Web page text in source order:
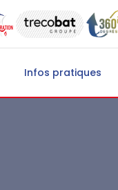
Infos pratiques